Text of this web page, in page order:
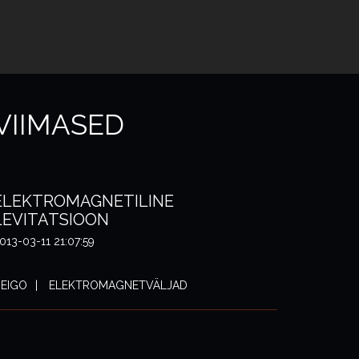
03-11 21:07:59
ELEKTROMAGNETVÄLJAD